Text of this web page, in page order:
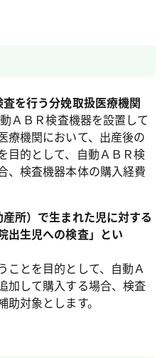
査を行う分娩取扱医療機関
ＡＢＲ検査機器を設置して
療機関において、出産後の
目的として、自動ＡＢＲ検
、検査機器本体の購入経費
産所）で生まれた児に対する
出生児への検査」とい
とを目的として、自動Ａ
加して購入する場合、検査
対象とします。